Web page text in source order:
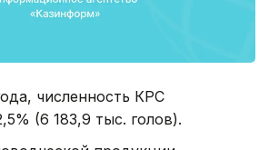
численность КРС
(6 183,9 тыс. голов).